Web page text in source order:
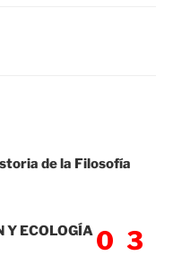
de la Filosofía
Y ECOLOGÍA 03